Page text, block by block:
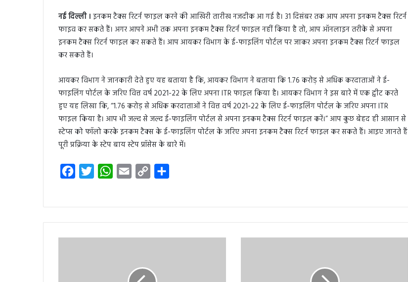
नई दिल्ली । इनकम टैक्स रिटर्न फाइल करने की आखिरी तारीख नजदीक आ गई है। 31 दिसंबर तक आप अपना इनकम टैक्स रिटर्न
फाइव कर सकते हैं। अगर आपने अभी तक अपना इनकम टैक्स रिटर्न फाइल नहीं किया है तो, आप ऑनलाइन तरीके से अपना
इनकम टैक्स रिटर्न फाइल कर सकते हैं। आप आयकर विभाग के ई-फाइलिंग पोर्टल पर जाकर अपना इनकम टैक्स रिटर्न फाइल
कर सकते हैं।
आयकर विभाग ने जानकारी देते हुए यह बताया है कि, आयकर विभाग ने बताया कि 1.76 करोड़ से अधिक करदाताओं ने ई-
फाइलिंग पोर्टल के जरिए वित्त वर्ष 2021-22 के लिए अपना ITR फाइल किया है। आयकर विभाग ने इस बारे में एक ट्वीट करते
हुए यह लिखा कि, “1.76 करोड़ से अधिक करदाताओं ने वित्त वर्ष 2021-22 के लिए ई-फाइलिंग पोर्टल के जरिए अपना ITR
फाइल किया है। आप भी जल्द से जल्द ई-फाइलिंग पोर्टल से अपना इनकम टैक्स रिटर्न फाइल करें।” आप कुछ बेहद ही आसान से
स्टेप्स को फॉलो करके इनकम टैक्स के ई-फाइलिंग पोर्टल के जरिए अपना इनकम टैक्स रिटर्न फाइल कर सकते हैं। आइए जानते हैं
पूरी प्रक्रिया के स्टेप बाय स्टेप प्रॉसेस के बारे में।
W
k